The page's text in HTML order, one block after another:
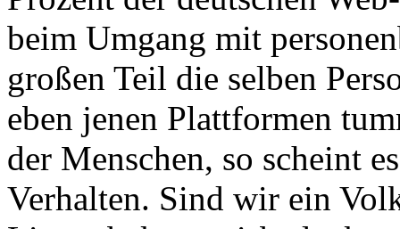
beim Umgang mit
großen Teil die selben
eben jenen Plattformen
der Menschen, so scheint
Verhalten. Sind wir ein